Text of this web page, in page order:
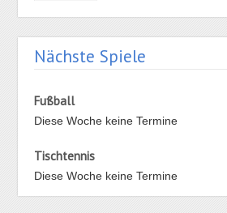
Nächste Spiele
Fußball
Diese Woche keine Termine
Tischtennis
Diese Woche keine Termine